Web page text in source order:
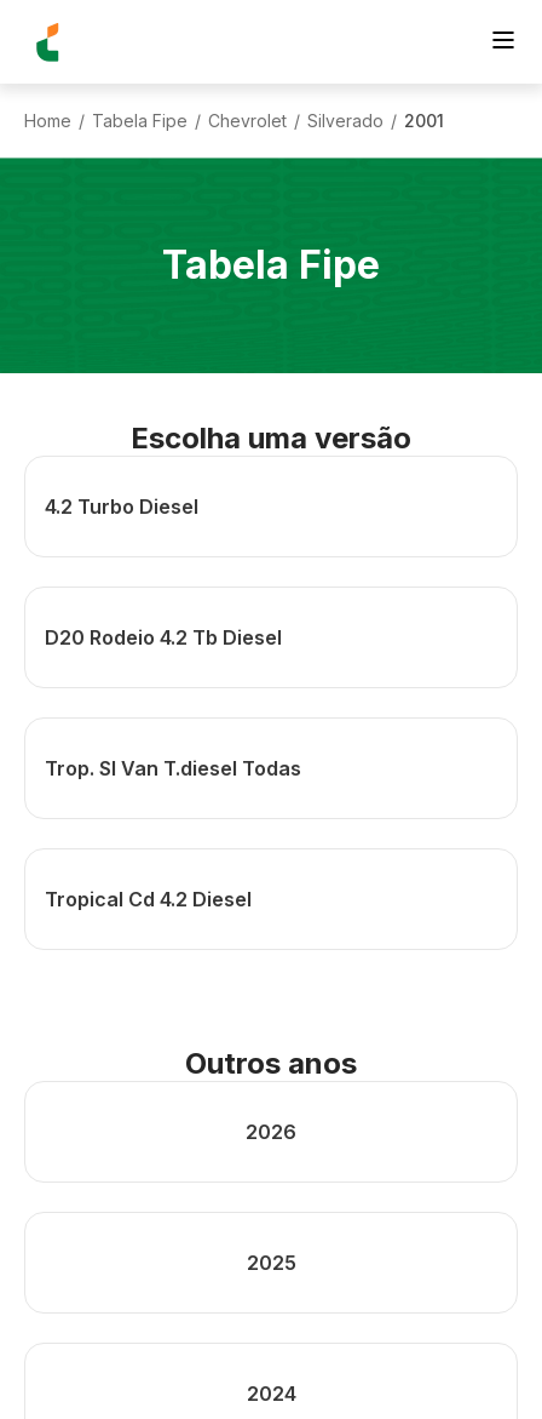
Home / Tabela Fipe / Chevrolet / Silverado / 2001
Tabela Fipe
Escolha uma versão
4.2 Turbo Diesel
D20 Rodeio 4.2 Tb Diesel
Trop. Sl Van T.diesel Todas
Tropical Cd 4.2 Diesel
Outros anos
2026
2025
2024